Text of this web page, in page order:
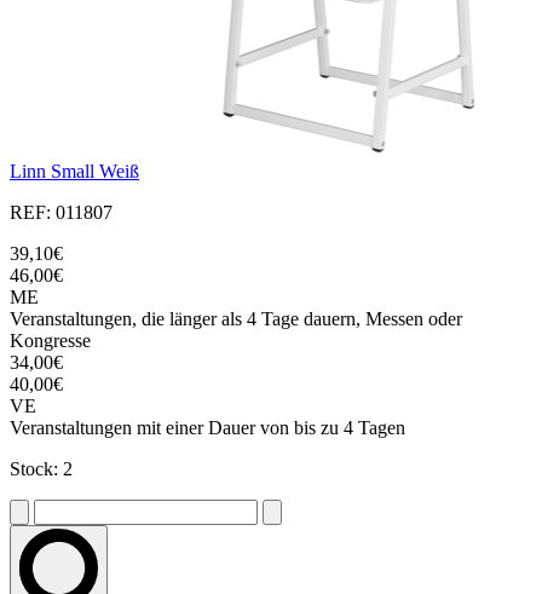
Linn Small Weiß
REF: 011807
39,10€
46,00€
ME
Veranstaltungen, die länger als 4 Tage dauern, Messen oder
Kongresse
34,00€
40,00€
VE
Veranstaltungen mit einer Dauer von bis zu 4 Tagen
Stock: 2